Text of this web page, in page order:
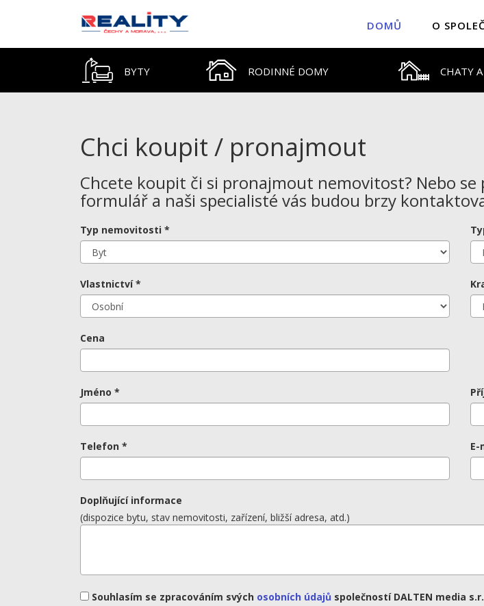
DOMŮ O
BYTY RODINNÉ DOMY CHATY
Chci koupit / pronajmout
Chcete koupit či si pronajmout nemovitost? Nebo
formulář a naši specialisté vás budou brzy
Typ nemovitosti *
Vlastnictví *
Cena
Jméno *
Telefon * E-
Doplňující informace
(dispozice bytu, stav nemovitosti, zařízení, bližší adresa, atd.)
Souhlasím se zpracováním svých osobních údajů společností DALTEN media